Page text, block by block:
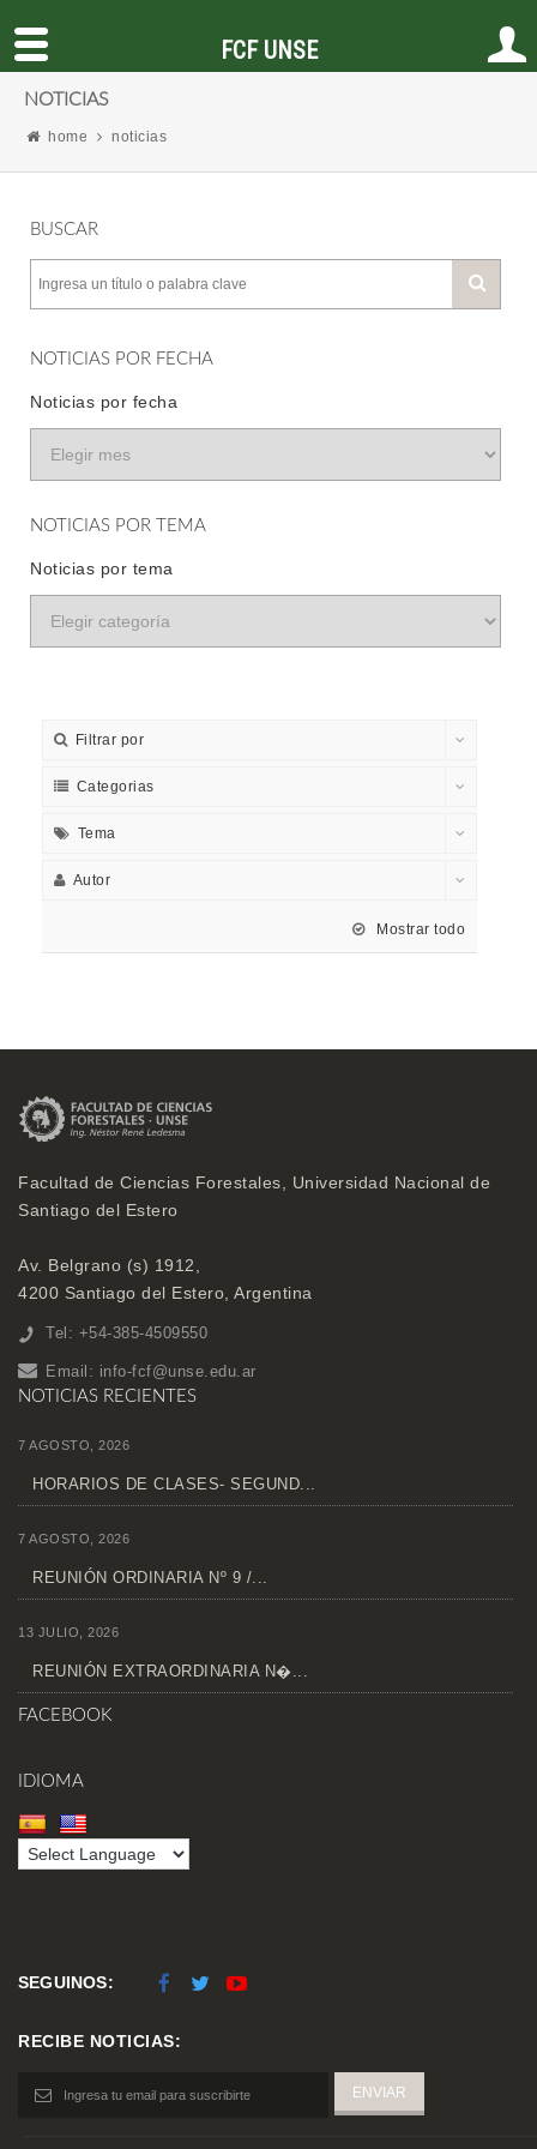
NOTICIAS
home noticias
BUSCAR
NOTICIAS POR FECHA
Noticias por fecha
NOTICIAS POR TEMA
Noticias por tema
Filtrar por
Categorias
Tema
Autor
Mostrar todo
Facultad de Ciencias Forestales, Universidad Nacional de
Santiago del Estero
Av. Belgrano (s) 1912,
4200 Santiago del Estero, Argentina
Tel: +54-385-4509550
Email: info-fcf@unse.edu.ar
NOTICIAS RECIENTES
7 AGOSTO, 2026
HORARIOS DE CLASES- SEGUND...
7 AGOSTO, 2026
REUNIÓN ORDINARIA Nº 9 /...
13 JULIO, 2026
REUNIÓN EXTRAORDINARIA N�...
FACEBOOK
IDIOMA
SEGUINOS:
RECIBE NOTICIAS:
FCF UNSE